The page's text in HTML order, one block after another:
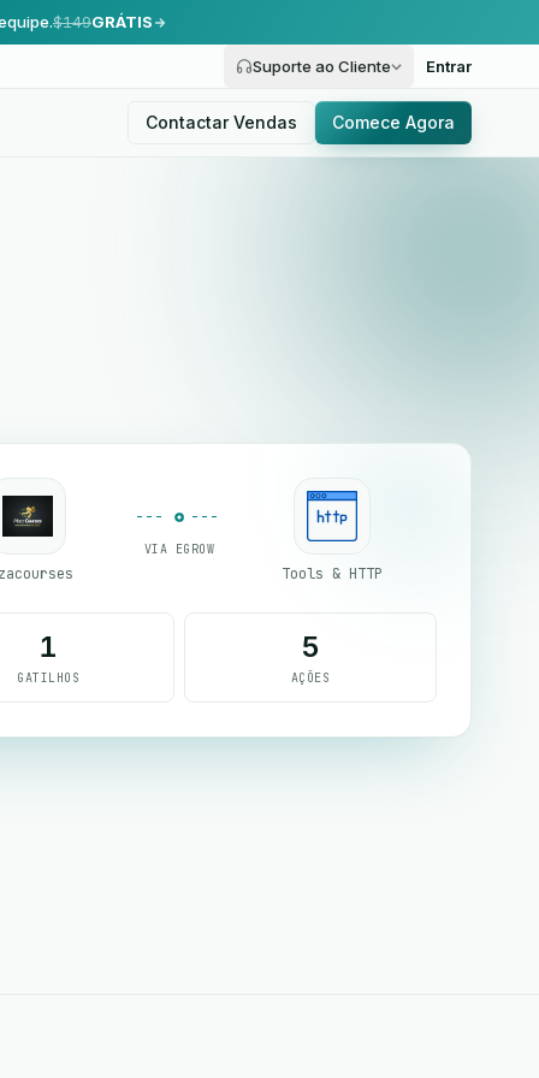
$149GRÁTIS
Suporte ao Cliente Entrar
Contactar Vendas Comece Agora
VIA EGROW
Tools & HTTP
1
GATILHOS
5
AÇÕES